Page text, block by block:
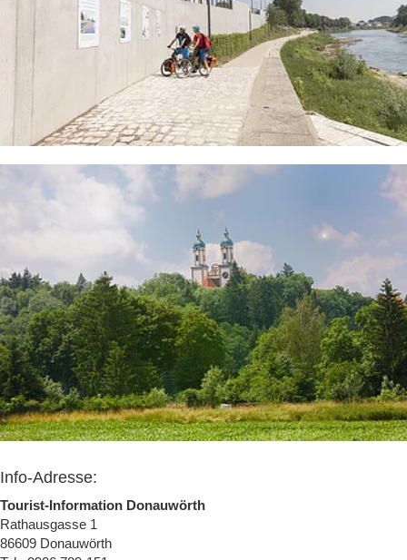
Info-Adresse:
Tourist-Information Donauwörth
Rathausgasse 1
86609 Donauwörth